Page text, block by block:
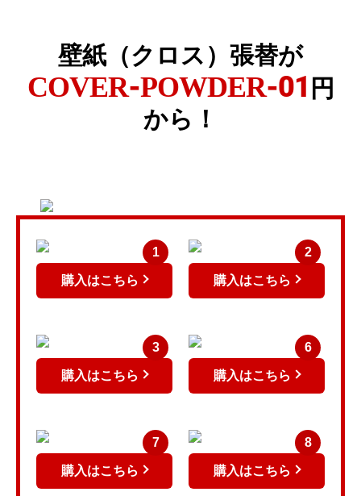
壁紙（クロス）張替が
COVER-POWDER-01 円
から！
1
購入はこちら
2
購入はこちら
3
購入はこちら
6
購入はこちら
7
購入はこちら
8
購入はこちら